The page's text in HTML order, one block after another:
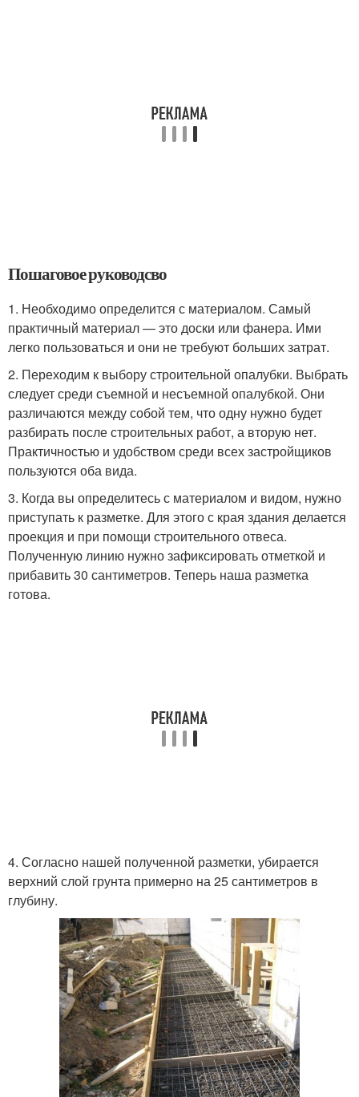
Пошаговое руководсво
1. Необходимо определится с материалом. Самый
практичный материал — это доски или фанера. Ими
легко пользоваться и они не требуют больших затрат.
2. Переходим к выбору строительной опалубки. Выбрать
следует среди съемной и несъемной опалубкой. Они
различаются между собой тем, что одну нужно будет
разбирать после строительных работ, а вторую нет.
Практичностью и удобством среди всех застройщиков
пользуются оба вида.
3. Когда вы определитесь с материалом и видом, нужно
приступать к разметке. Для этого с края здания делается
проекция и при помощи строительного отвеса.
Полученную линию нужно зафиксировать отметкой и
прибавить 30 сантиметров. Теперь наша разметка
готова.
4. Согласно нашей полученной разметки, убирается
верхний слой грунта примерно на 25 сантиметров в
глубину.